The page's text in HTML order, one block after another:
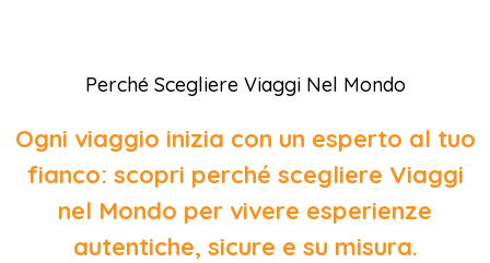
Perché Scegliere Viaggi Nel Mondo
Ogni viaggio inizia con un esperto al tuo
fianco: scopri perché scegliere Viaggi
nel Mondo per vivere esperienze
autentiche, sicure e su misura.